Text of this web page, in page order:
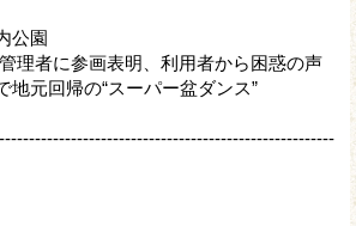
公園
理者に参画表明、利用者から困惑の声
地元回帰の“スーパー盆ダンス”